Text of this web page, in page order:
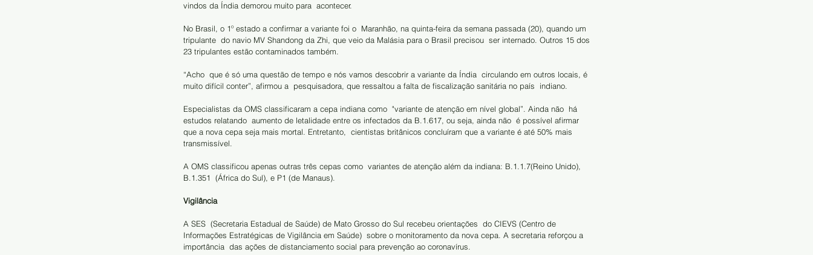
vindos da Índia demorou muito para  acontecer.
No Brasil, o 1º estado a confirmar a variante foi o  Maranhão, na quinta-feira da semana passada (20), quando um
tripulante  do navio MV Shandong da Zhi, que veio da Malásia para o Brasil precisou  ser internado. Outros 15 dos
23 tripulantes estão contaminados também.
“Acho  que é só uma questão de tempo e nós vamos descobrir a variante da Índia  circulando em outros locais, é
muito difícil conter”, afirmou a  pesquisadora, que ressaltou a falta de fiscalização sanitária no país  indiano.
Especialistas da OMS classificaram a cepa indiana como  "variante de atenção em nível global”. Ainda não  há
estudos relatando  aumento de letalidade entre os infectados da B.1.617, ou seja, ainda não  é possível afirmar
que a nova cepa seja mais mortal. Entretanto,  cientistas britânicos concluíram que a variante é até 50% mais
transmissível.
A OMS classificou apenas outras três cepas como  variantes de atenção além da indiana: B.1.1.7(Reino Unido),
B.1.351  (África do Sul), e P1 (de Manaus).
Vigilância
A SES  (Secretaria Estadual de Saúde) de Mato Grosso do Sul recebeu orientações  do CIEVS (Centro de
Informações Estratégicas de Vigilância em Saúde)  sobre o monitoramento da nova cepa. A secretaria reforçou a
importância  das ações de distanciamento social para prevenção ao coronavírus.